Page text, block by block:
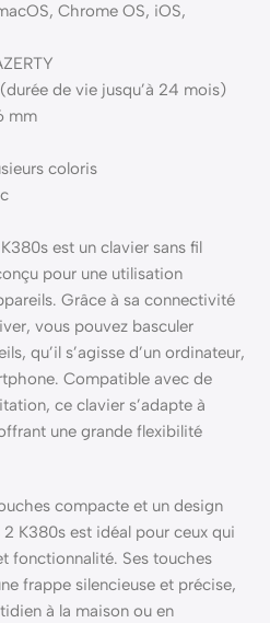
Chrome OS, iOS,
de vie jusqu’à 24 mois)
mm
coloris
est un clavier sans fil
pour une utilisation
Grâce à sa connectivité
vous pouvez basculer
qu’il s’agisse d’un ordinateur,
Compatible avec de
ce clavier s’adapte à
une grande flexibilité
compacte et un design
K380s est idéal pour ceux qui
fonctionnalité. Ses touches
frappe silencieuse et précise,
à la maison ou en